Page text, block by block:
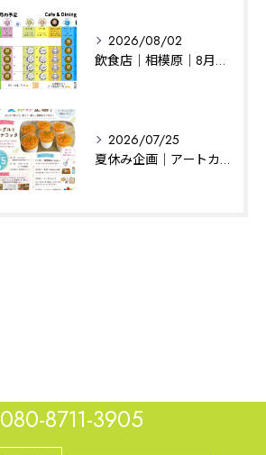
2026/08/02
飲食店｜相模原｜8月の予定
2026/07/25
夏休み企画｜アートカフェはぐ｜相模原
080-8711-3905